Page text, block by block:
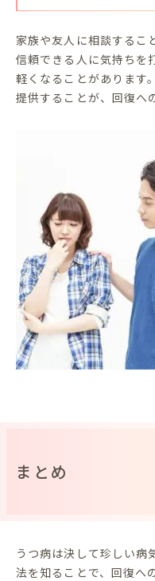
家族や友人に相談するこ
信頼できる人に気持ちを
軽くなることがあります
提供することが、回復へ
まとめ
うつ病は決して珍しい病
法を知ることで、回復へ